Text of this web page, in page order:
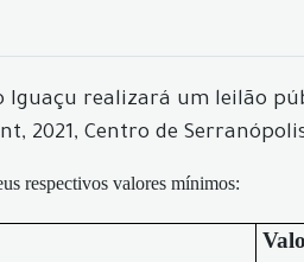
realizará um leilão
2021, Centro de
respectivos valores mínimos: